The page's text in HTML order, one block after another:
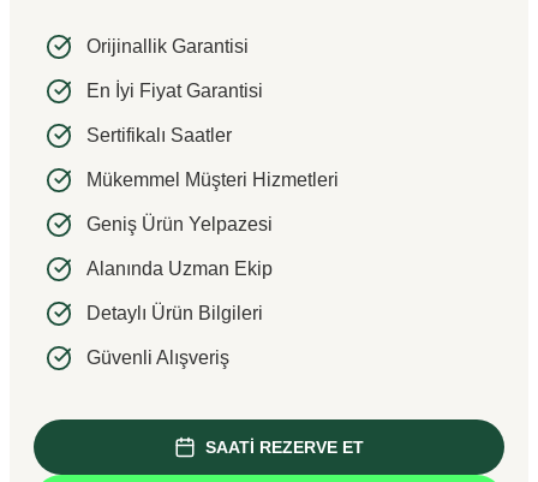
Orijinallik Garantisi
En İyi Fiyat Garantisi
Sertifikalı Saatler
Mükemmel Müşteri Hizmetleri
Geniş Ürün Yelpazesi
Alanında Uzman Ekip
Detaylı Ürün Bilgileri
Güvenli Alışveriş
SAATİ REZERVE ET